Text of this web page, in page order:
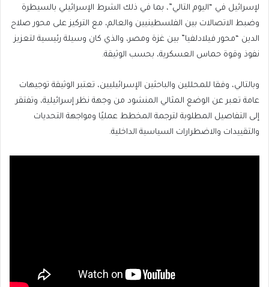
لإسرائيل في “اليوم التالي”، بما في ذلك الشرط الإسرائيلي بالسيطرة
وضبط الاتصالات بين الفلسطينيين والعالم، مع التركيز على محور صلاح
الدين “محور فيلادلفيا” بين غزة ومصر، والذي كان وسيلة رئيسية لتعزيز
نفوذ وقوة حماس العسكرية، بحسب الوثيقة.
وبالتالي، وفقا للمحللين والباحثين الإسرائيليين، تعتبر الوثيقة توجيهات
عامة تعبر عن الوضع المثالي المنشود من وجهة نظر إسرائيلية، وتفتقر
إلى التفاصيل المطلوبة لترجمة المخطط عمليًا ومواجهة التحديات
والتقييدات والاضطرارات السياسية الداخلية.